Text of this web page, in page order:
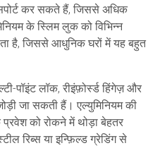
कर सकते हैं, जिससे अधिक
के स्लिम लुक को विभिन्न
है, जिससे आधुनिक घरों में यह बहुत
पॉइंट लॉक, रीइंफ़ोर्स्ड हिंगेज़ और
जा सकती हैं। एल्युमिनियम की
को रोकने में थोड़ा बेहतर
रिब्स या इन्फ़िल्ड ग्रेडिंग से